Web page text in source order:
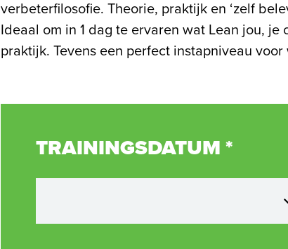
verbeterfilosofie. Theorie, praktijk en ‘zelf
Ideaal om in 1 dag te ervaren wat Lean jou, je
praktijk. Tevens een perfect instapniveau
TRAININGSDATUM *